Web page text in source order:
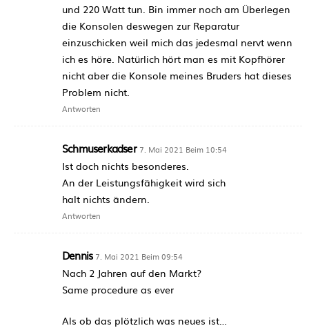
und 220 Watt tun. Bin immer noch am Überlegen
die Konsolen deswegen zur Reparatur
einzuschicken weil mich das jedesmal nervt wenn
ich es höre. Natürlich hört man es mit Kopfhörer
nicht aber die Konsole meines Bruders hat dieses
Problem nicht.
Antworten
Schmuserkadser 7. Mai 2021 Beim 10:54
Ist doch nichts besonderes.
An der Leistungsfähigkeit wird sich
halt nichts ändern.
Antworten
Dennis 7. Mai 2021 Beim 09:54
Nach 2 Jahren auf den Markt?
Same procedure as ever
Als ob das plötzlich was neues ist…